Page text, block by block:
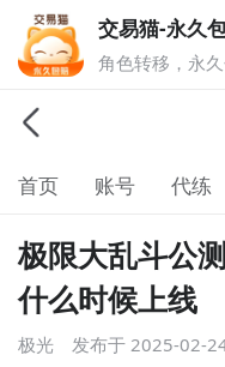
交易猫-永久
角色转移，永
就上交易猫，1
首页 账号 代练
极限大乱斗公
什么时候上线
极光 发布于 2025-02-